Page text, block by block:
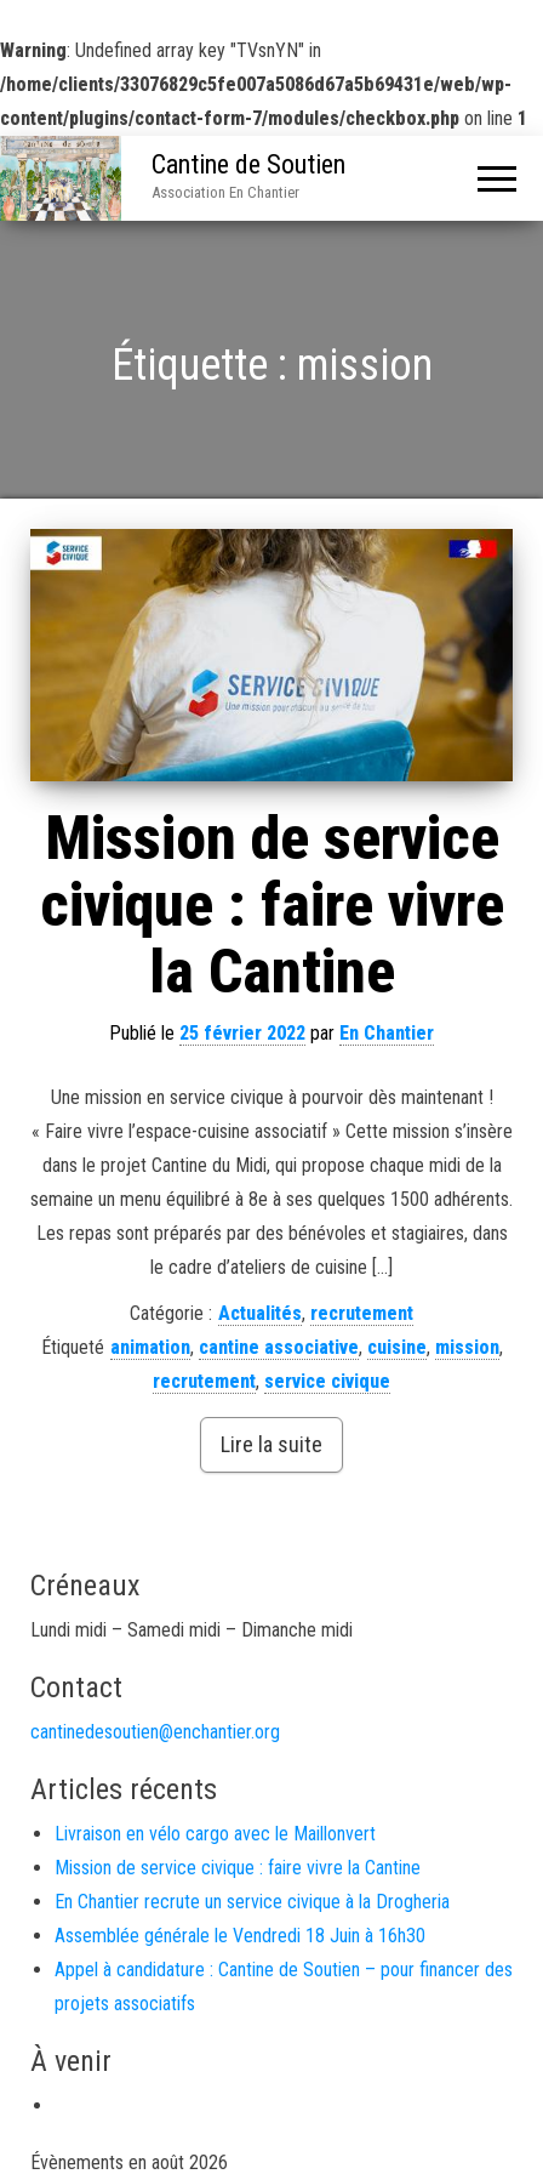
Warning: Undefined array key "TVsnYN" in
/home/clients/33076829c5fe007a5086d67a5b69431e/web/wp-
content/plugins/contact-form-7/modules/checkbox.php on line 1
Cantine de Soutien
Association En Chantier
Étiquette : mission
Mission de service
civique : faire vivre
la Cantine
Publié le 25 février 2022 par En Chantier
Une mission en service civique à pourvoir dès maintenant !
« Faire vivre l’espace-cuisine associatif » Cette mission s’insère
dans le projet Cantine du Midi, qui propose chaque midi de la
semaine un menu équilibré à 8e à ses quelques 1500 adhérents.
Les repas sont préparés par des bénévoles et stagiaires, dans
le cadre d’ateliers de cuisine […]
Catégorie : Actualités, recrutement
Étiqueté animation, cantine associative, cuisine, mission,
recrutement, service civique
Lire la suite
Créneaux
Lundi midi – Samedi midi – Dimanche midi
Contact
cantinedesoutien@enchantier.org
Articles récents
Livraison en vélo cargo avec le Maillonvert
Mission de service civique : faire vivre la Cantine
En Chantier recrute un service civique à la Drogheria
Assemblée générale le Vendredi 18 Juin à 16h30
Appel à candidature : Cantine de Soutien – pour financer des
projets associatifs
À venir
Évènements en août 2026